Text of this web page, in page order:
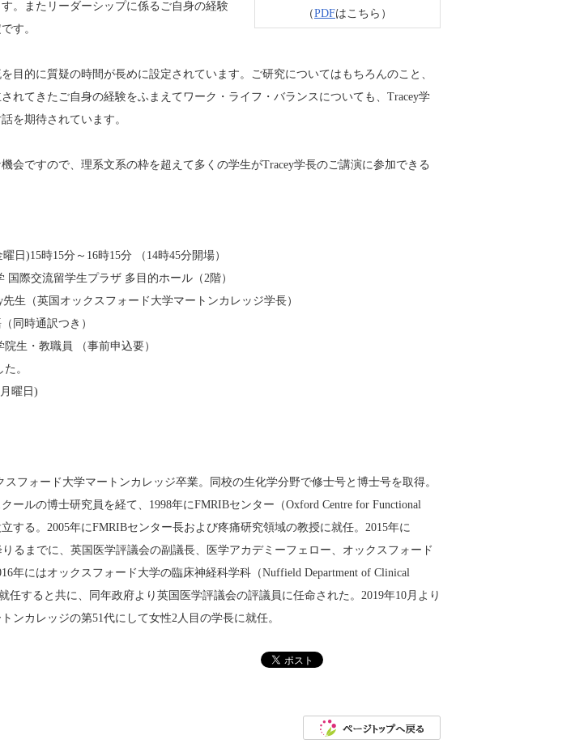
（PDFはこちら）
。またリーダーシップに係るご自身の経験
す。
目的に質疑の時間が長めに設定されています。ご研究についてはもちろんのこと、
れてきたご自身の経験をふまえてワーク・ライフ・バランスについても、Tracey学
を期待されています。
会ですので、理系文系の枠を超えて多くの学生がTracey学長のご講演に参加できる
日)15時15分～16時15分 （14時45分開場）
国際交流留学生プラザ 多目的ホール（2階）
先生（英国オックスフォード大学マートンカレッジ学長）
同時通訳つき）
院生・教職員 （事前申込要）
。
曜日)
スフォード大学マートンカレッジ卒業。同校の生化学分野で修士号と博士号を取得。
ールの博士研究員を経て、1998年にFMRIBセンター（Oxford Centre for Functional
する。2005年にFMRIBセンター長および疼痛研究領域の教授に就任。2015年に
るまでに、英国医学評議会の副議長、医学アカデミーフェロー、オックスフォード
年にはオックスフォード大学の臨床神経科学科（Nuffield Department of Clinical
任すると共に、同年政府より英国医学評議会の評議員に任命された。2019年10月より
ンカレッジの第51代にして女性2人目の学長に就任。